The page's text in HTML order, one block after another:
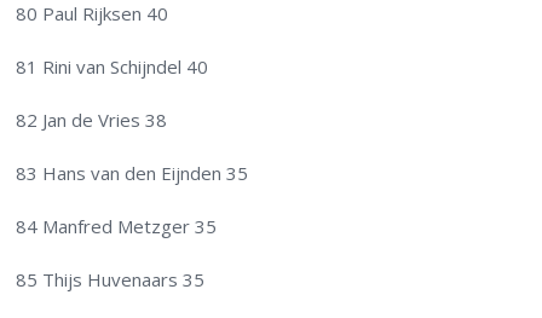
80 Paul Rijksen 40
81 Rini van Schijndel 40
82 Jan de Vries 38
83 Hans van den Eijnden 35
84 Manfred Metzger 35
85 Thijs Huvenaars 35